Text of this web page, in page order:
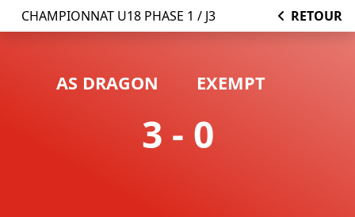
CHAMPIONNAT U18 PHASE 1 / J3 RETOUR
AS DRAGON EXEMPT
3 - 0